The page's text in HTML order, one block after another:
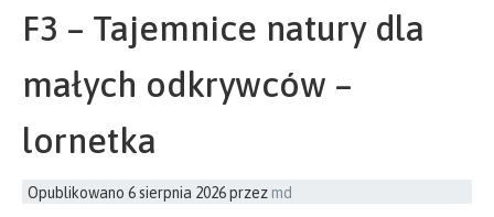
F3 – Tajemnice natury dla
małych odkrywców –
lornetka
Opublikowano 6 sierpnia 2026przezmd